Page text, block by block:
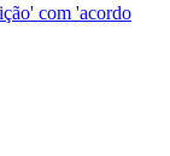
com 'acordo